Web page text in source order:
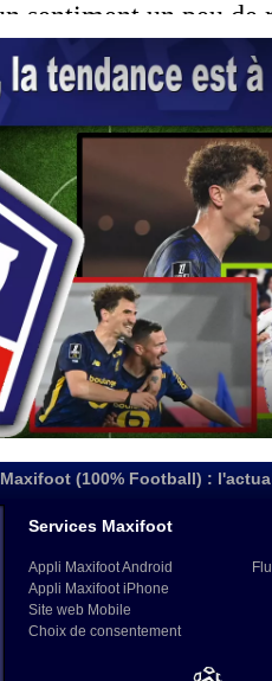
Maxifoot (100% Football) :
Services Maxifoot
Appli Maxifoot Android
Appli Maxifoot iPhone
Site web Mobile
Choix de consentement